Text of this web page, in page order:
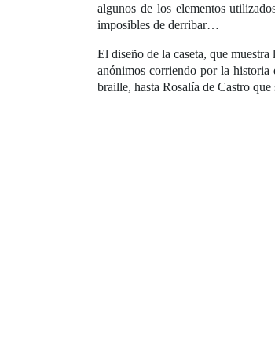
algunos de los elementos
imposibles de derribar…
El diseño de la caseta, que muestra
anónimos corriendo por la historia
braille, hasta Rosalía de Castro